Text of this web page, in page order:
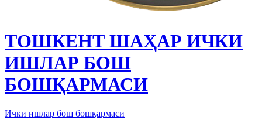
ТОШКЕНТ ШАҲАР ИЧКИ
ИШЛАР БОШ
БОШҚАРМАСИ
Ички ишлар бош бошқармаси